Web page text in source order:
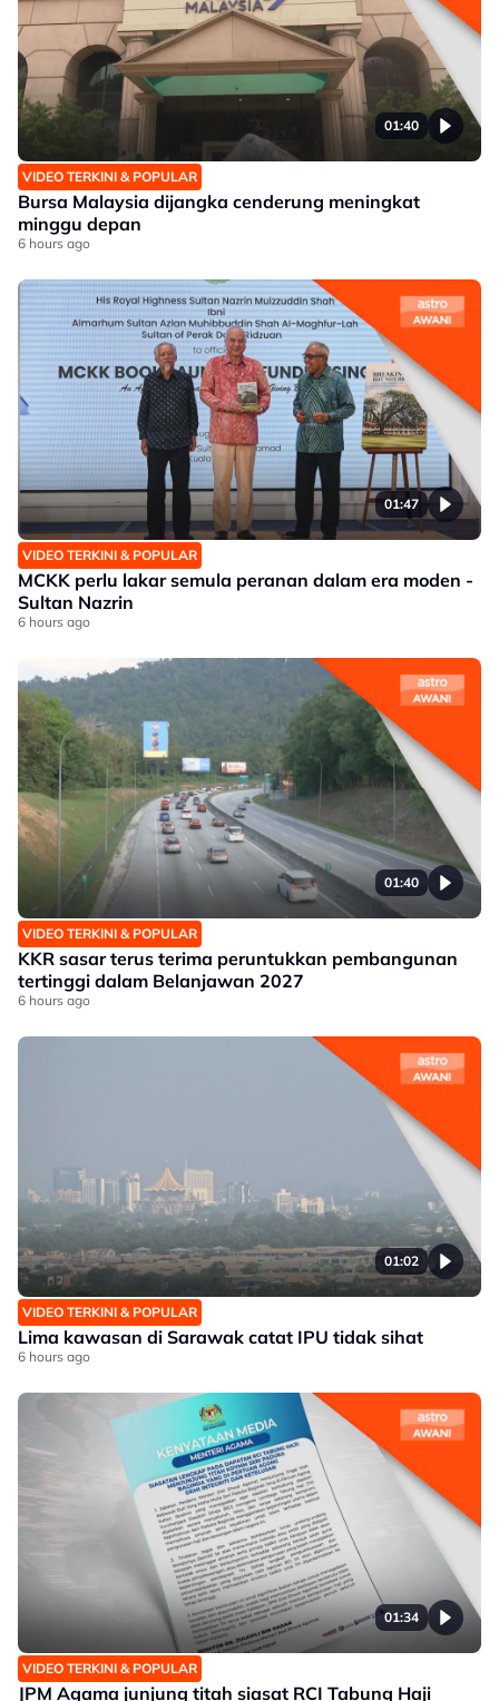
01:40
VIDEO TERKINI & POPULAR
Bursa Malaysia dijangka cenderung meningkat
minggu depan
6 hours ago
01:47
VIDEO TERKINI & POPULAR
MCKK perlu lakar semula peranan dalam era moden -
Sultan Nazrin
6 hours ago
01:40
VIDEO TERKINI & POPULAR
KKR sasar terus terima peruntukkan pembangunan
tertinggi dalam Belanjawan 2027
6 hours ago
01:02
VIDEO TERKINI & POPULAR
Lima kawasan di Sarawak catat IPU tidak sihat
6 hours ago
01:34
VIDEO TERKINI & POPULAR
JPM Agama junjung titah siasat RCI Tabung Haji